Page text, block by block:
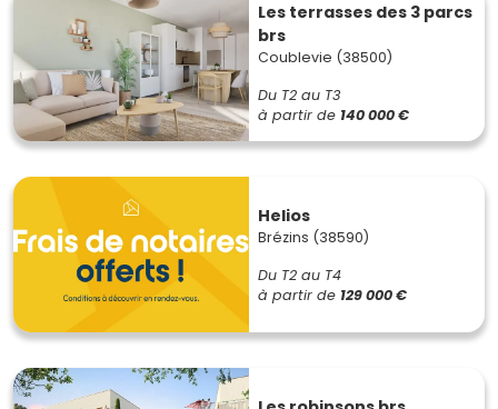
Les terrasses des 3 parcs
brs
Coublevie (38500)
Du T2 au T3
à partir de 140 000 €
Helios
Brézins (38590)
Du T2 au T4
à partir de 129 000 €